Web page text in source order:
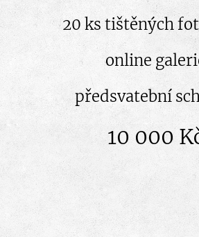
20 ks tištěných
online
předsvatební
10 000